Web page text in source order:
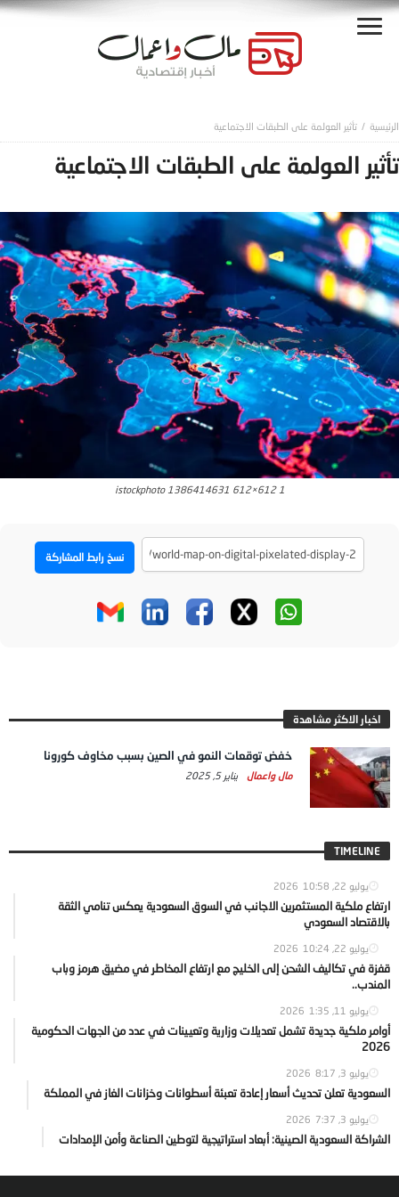
تأثير العولمة على الطبقات الاجتماعية
تأثير العولمة على الطبقات الاجتماعية
istockphoto 1386414631 612×612 1
نسخ رابط المشاركة
اخبار الاكثر مشاهدة
خفض توقعات النمو في الصين بسبب مخاوف كورونا
مال واعمال يناير 5, 2025
TIMELINE
يوليو 22, 2026 10:58
ارتفاع ملكية المستثمرين الاجانب في السوق السعودية يعكس تنامي الثقة
بالاقتصاد السعودي
يوليو 22, 2026 10:24
قفزة في تكاليف الشحن إلى الخليج مع ارتفاع المخاطر في مضيق هرمز وباب
المندب..
يوليو 11, 2026 1:35
أوامر ملكية جديدة تشمل تعديلات وزارية وتعيينات في عدد من الجهات الحكومية
2026
يوليو 3, 2026 8:17
السعودية تعلن تحديث أسعار إعادة تعبئة أسطوانات وخزانات الغاز في المملكة
يوليو 3, 2026 7:37
الشراكة السعودية الصينية: أبعاد استراتيجية لتوطين الصناعة وأمن الإمدادات